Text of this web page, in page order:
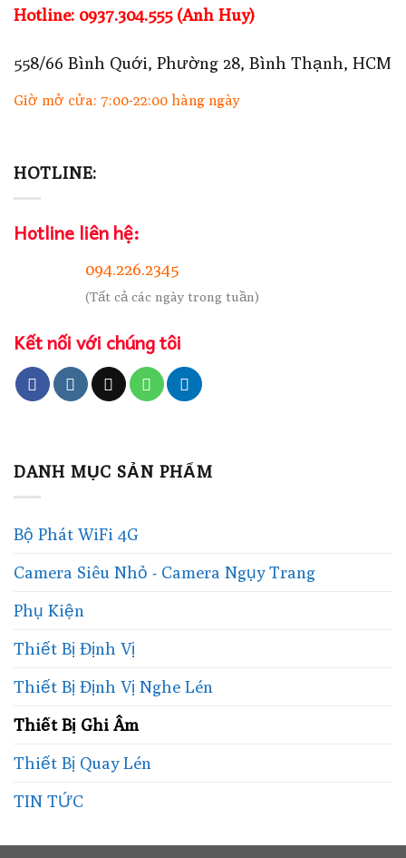
Hotline: 0937.304.555 (Anh Huy)
558/66 Bình Quới, Phường 28, Bình Thạnh, HCM
Giờ mở cửa: 7:00-22:00 hàng ngày
HOTLINE:
Hotline liên hệ:
094.226.2345
(Tất cả các ngày trong tuần)
Kết nối với chúng tôi
DANH MỤC SẢN PHẨM
Bộ Phát WiFi 4G
Camera Siêu Nhỏ - Camera Ngụy Trang
Phụ Kiện
Thiết Bị Định Vị
Thiết Bị Định Vị Nghe Lén
Thiết Bị Ghi Âm
Thiết Bị Quay Lén
TIN TỨC